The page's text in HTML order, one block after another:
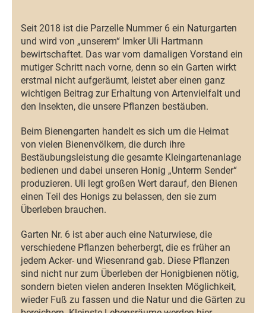
Seit 2018 ist die Parzelle Nummer 6 ein Naturgarten
und wird von „unserem“ Imker Uli Hartmann
bewirtschaftet. Das war vom damaligen Vorstand ein
mutiger Schritt nach vorne, denn so ein Garten wirkt
erstmal nicht aufgeräumt, leistet aber einen ganz
wichtigen Beitrag zur Erhaltung von Artenvielfalt und
den Insekten, die unsere Pflanzen bestäuben.
Beim Bienengarten handelt es sich um die Heimat
von vielen Bienenvölkern, die durch ihre
Bestäubungsleistung die gesamte Kleingartenanlage
bedienen und dabei unseren Honig „Unterm Sender“
produzieren. Uli legt großen Wert darauf, den Bienen
einen Teil des Honigs zu belassen, den sie zum
Überleben brauchen.
Garten Nr. 6 ist aber auch eine Naturwiese, die
verschiedene Pflanzen beherbergt, die es früher an
jedem Acker- und Wiesenrand gab. Diese Pflanzen
sind nicht nur zum Überleben der Honigbienen nötig,
sondern bieten vielen anderen Insekten Möglichkeit,
wieder Fuß zu fassen und die Natur und die Gärten zu